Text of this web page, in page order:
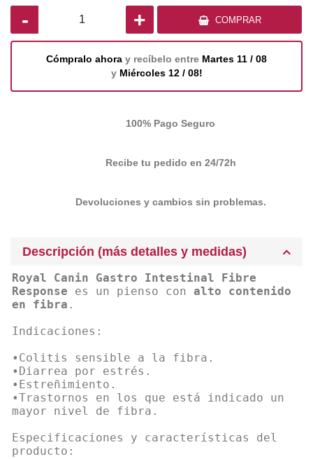
- + COMPRAR
Cómpralo ahora y recíbelo entre Martes 11 / 08
y Miércoles 12 / 08!
100% Pago Seguro
Recibe tu pedido en 24/72h
Devoluciones y cambios sin problemas.
Descripción (más detalles y medidas)
Royal Canin Gastro Intestinal Fibre
Response es un pienso con alto contenido
en fibra .
Indicaciones:
•Colitis sensible a la fibra.
•Diarrea por estrés.
•Estreñimiento.
•Trastornos en los que está indicado un
mayor nivel de fibra.
Especificaciones y características del
producto: